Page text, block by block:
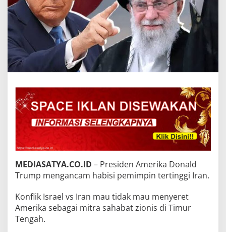
MEDIASATYA.CO.ID – Presiden Amerika Donald
Trump mengancam habisi pemimpin tertinggi Iran.
Konflik Israel vs Iran mau tidak mau menyeret
Amerika sebagai mitra sahabat zionis di Timur
Tengah.